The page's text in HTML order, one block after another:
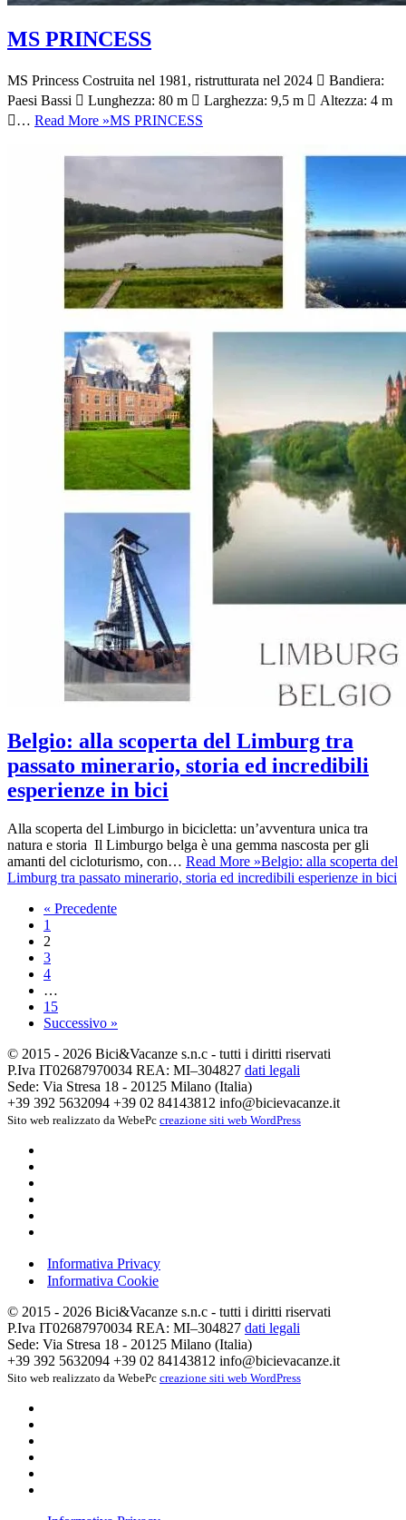
MS PRINCESS
MS Princess Costruita nel 1981, ristrutturata nel 2024  Bandiera:
Paesi Bassi  Lunghezza: 80 m  Larghezza: 9,5 m  Altezza: 4 m
… Read More »MS PRINCESS
Belgio: alla scoperta del Limburg tra
passato minerario, storia ed incredibili
esperienze in bici
Alla scoperta del Limburgo in bicicletta: un’avventura unica tra
natura e storia Il Limburgo belga è una gemma nascosta per gli
amanti del cicloturismo, con… Read More »Belgio: alla scoperta del
Limburg tra passato minerario, storia ed incredibili esperienze in bici
« Precedente
1
2
3
4
…
15
Successivo »
© 2015 - 2026 Bici&Vacanze s.n.c - tutti i diritti riservati
P.Iva IT02687970034 REA: MI–304827 dati legali
Sede: Via Stresa 18 - 20125 Milano (Italia)
+39 392 5632094 +39 02 84143812 info@bicievacanze.it
Sito web realizzato da WebePc creazione siti web WordPress
Informativa Privacy
Informativa Cookie
© 2015 - 2026 Bici&Vacanze s.n.c - tutti i diritti riservati
P.Iva IT02687970034 REA: MI–304827 dati legali
Sede: Via Stresa 18 - 20125 Milano (Italia)
+39 392 5632094 +39 02 84143812 info@bicievacanze.it
Sito web realizzato da WebePc creazione siti web WordPress